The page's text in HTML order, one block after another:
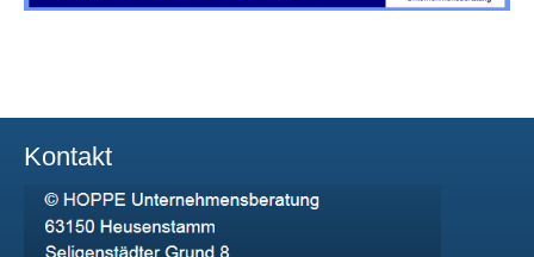
Kontakt